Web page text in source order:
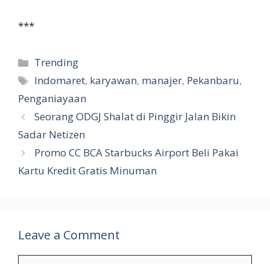
***
Categories
Trending
Tags
Indomaret, karyawan, manajer, Pekanbaru,
Penganiayaan
Seorang ODGJ Shalat di Pinggir Jalan Bikin
Sadar Netizen
Promo CC BCA Starbucks Airport Beli Pakai
Kartu Kredit Gratis Minuman
Leave a Comment